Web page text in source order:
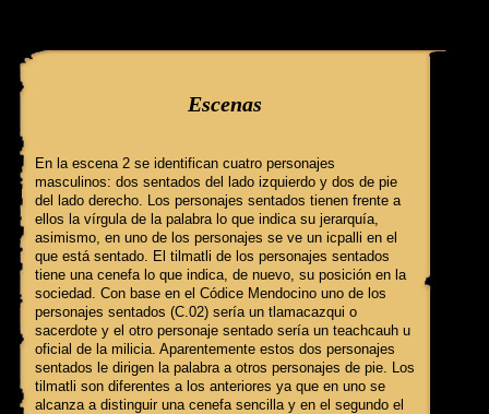
Escenas
En la escena 2 se identifican cuatro personajes
masculinos: dos sentados del lado izquierdo y dos de pie
del lado derecho. Los personajes sentados tienen frente a
ellos la vírgula de la palabra lo que indica su jerarquía,
asimismo, en uno de los personajes se ve un icpalli en el
que está sentado. El tilmatli de los personajes sentados
tiene una cenefa lo que indica, de nuevo, su posición en la
sociedad. Con base en el Códice Mendocino uno de los
personajes sentados (C.02) sería un tlamacazqui o
sacerdote y el otro personaje sentado sería un teachcauh u
oficial de la milicia. Aparentemente estos dos personajes
sentados le dirigen la palabra a otros personajes de pie. Los
tilmatli son diferentes a los anteriores ya que en uno se
alcanza a distinguir una cenefa sencilla y en el segundo el